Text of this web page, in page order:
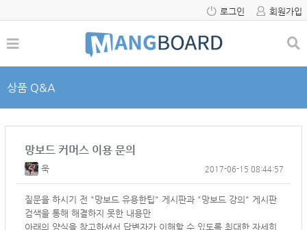
로그인 회원가입
상품 Q&A
망보드 커머스 이용 문의
욱 2017-06-15 08:44:57
질문을 하시기 전 "망보드 유용한팁" 게시판과 "망보드 강의" 게시판
검색을 통해 해결하지 못한 내용만
아래의 양식을 참고하셔서 답변자가 이해할 수 있도록 최대한 자세히